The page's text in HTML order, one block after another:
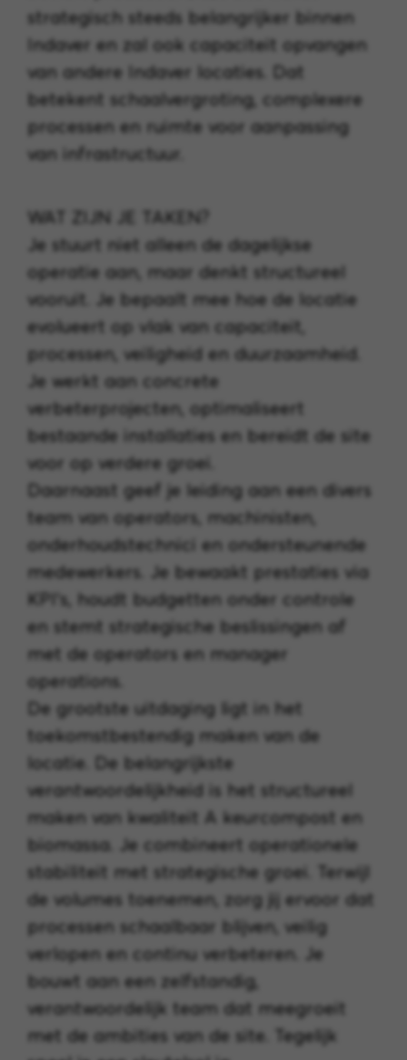
strategisch steeds belangrijker binnen
Indaver en zal ook capaciteit opvangen
van andere Indaver locaties. Dat
betekent schaalvergroting, complexere
processen en ruimte voor aanpassing
van infrastructuur.
WAT ZIJN JE TAKEN?
Je stuurt niet alleen de dagelijkse
operatie aan, maar denkt structureel
vooruit. Je bepaalt mee hoe de locatie
evolueert op vlak van capaciteit,
processen, veiligheid en duurzaamheid.
Je werkt aan concrete
verbeterprojecten, optimaliseert
bestaande installaties en bereidt de site
voor op verdere groei.
Daarnaast geef je leiding aan een divers
team van operators, machinisten,
onderhoudstechnici en ondersteunende
medewerkers. Je bewaakt prestaties via
KPI’s, houdt budgetten onder controle
en stemt strategische beslissingen af
met de operators en manager
operations.
De grootste uitdaging ligt in het
toekomstbestendig maken van de
locatie. De belangrijkste
verantwoordelijkheid is het structureel
maken van kwaliteit A keurcompost en
biomassa. Je combineert operationele
stabiliteit met strategische groei. Terwijl
de volumes toenemen, zorg jij ervoor dat
processen schaalbaar blijven, veilig
verlopen en continu verbeteren. Je
bouwt aan een zelfstandig,
verantwoordelijk team dat meegroeit
met de ambities van de site. Tegelijk